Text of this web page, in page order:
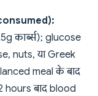
कार्ब्स); glucose
nuts, या Greek
meal के बाद
hours बाद blood